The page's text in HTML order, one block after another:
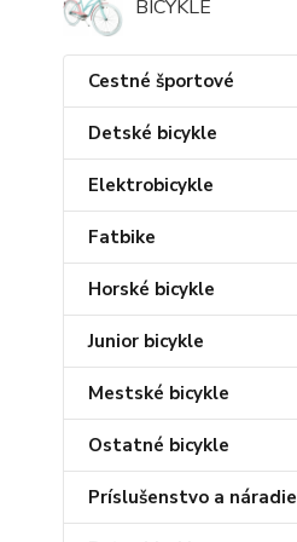
BICYKLE
Cestné športové
Detské bicykle
Elektrobicykle
Fatbike
Horské bicykle
Junior bicykle
Mestské bicykle
Ostatné bicykle
Príslušenstvo a náradie